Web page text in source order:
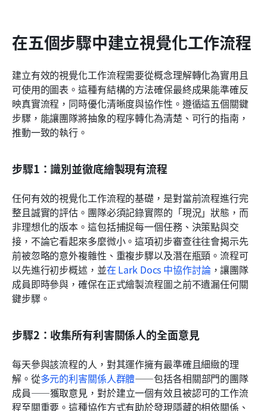
在五個步驟中建立視覺化工作流程
建立有效的視覺化工作流程需要從概念理解轉化為實用且
可使用的圖表。這種有結構的方法確保最終成果能準確反
映真實流程，同時優化清晰度與協作性。遵循這五個關鍵
步驟，能讓團隊將抽象的程序轉化為清楚、可行的指南，
推動一致的執行。
步驟1：識別並徹底繪製現有流程
任何有效的視覺化工作流程的基礎，是對當前流程進行完
整且誠實的評估。團隊必須記錄實際的「現況」狀態，而
非理想化的版本。這包括捕捉每一個任務、決策點與交
接，不論它看起來多麼微小。這項初步審查往往會揭示先
前被忽略的意外複雜性、重複步驟以及潛在瓶頸。流程可
以先進行初步概述，並在 Lark Docs 中協作討論，讓團隊
成員即時參與，確保在正式繪製流程圖之前不遺漏任何關
鍵步驟。
步驟2：收集所有利害關係人的全面意見
每天參與該流程的人，對其運作擁有最準確且細緻的理
解。從多元的利害關係人群體——包括各相關部門的團隊
成員——獲取意見，對於建立一個有效且被認可的工作流
程至關重要。這種協作方式有助於發現隱藏的相依關係、